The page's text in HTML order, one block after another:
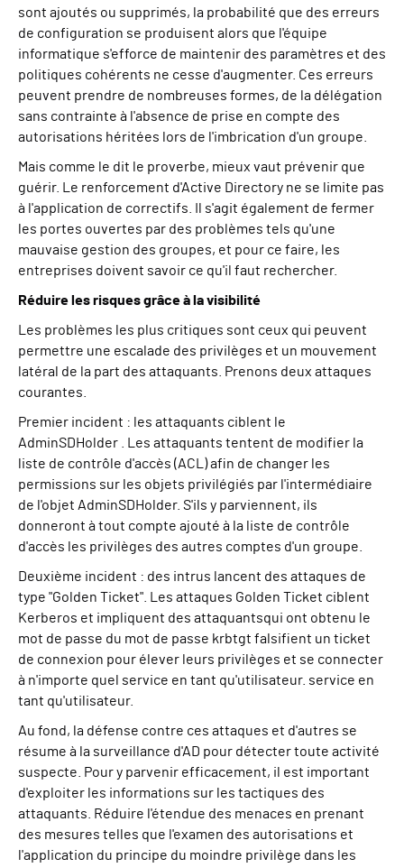
sont ajoutés ou supprimés, la probabilité que des erreurs
de configuration se produisent alors que l'équipe
informatique s'efforce de maintenir des paramètres et des
politiques cohérents ne cesse d'augmenter. Ces erreurs
peuvent prendre de nombreuses formes, de la délégation
sans contrainte à l'absence de prise en compte des
autorisations héritées lors de l'imbrication d'un groupe.
Mais comme le dit le proverbe, mieux vaut prévenir que
guérir. Le renforcement d'Active Directory ne se limite pas
à l'application de correctifs. Il s'agit également de fermer
les portes ouvertes par des problèmes tels qu'une
mauvaise gestion des groupes, et pour ce faire, les
entreprises doivent savoir ce qu'il faut rechercher.
Réduire les risques grâce à la visibilité
Les problèmes les plus critiques sont ceux qui peuvent
permettre une escalade des privilèges et un mouvement
latéral de la part des attaquants. Prenons deux attaques
courantes.
Premier incident : les attaquants ciblent le
AdminSDHolder . Les attaquants tentent de modifier la
liste de contrôle d'accès (ACL) afin de changer les
permissions sur les objets privilégiés par l'intermédiaire
de l'objet AdminSDHolder. S'ils y parviennent, ils
donneront à tout compte ajouté à la liste de contrôle
d'accès les privilèges des autres comptes d'un groupe.
Deuxième incident : des intrus lancent des attaques de
type "Golden Ticket". Les attaques Golden Ticket ciblent
Kerberos et impliquent des attaquantsqui ont obtenu le
mot de passe du mot de passe krbtgt falsifient un ticket
de connexion pour élever leurs privilèges et se connecter
à n'importe quel service en tant qu'utilisateur. service en
tant qu'utilisateur.
Au fond, la défense contre ces attaques et d'autres se
résume à la surveillance d'AD pour détecter toute activité
suspecte. Pour y parvenir efficacement, il est important
d'exploiter les informations sur les tactiques des
attaquants. Réduire l'étendue des menaces en prenant
des mesures telles que l'examen des autorisations et
l'application du principe du moindre privilège dans les